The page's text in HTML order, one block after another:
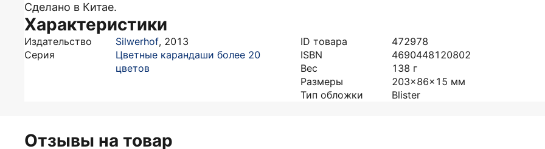
Сделано в Китае.
Характеристики
Издательство Silwerhof, 2013
Серия
Цветные карандаши более 20
цветов
ID товара
472978
ISBN
4690448120802
Вес
138 г
Размеры
203x86x15 мм
Тип обложки
Blister
Отзывы на товар